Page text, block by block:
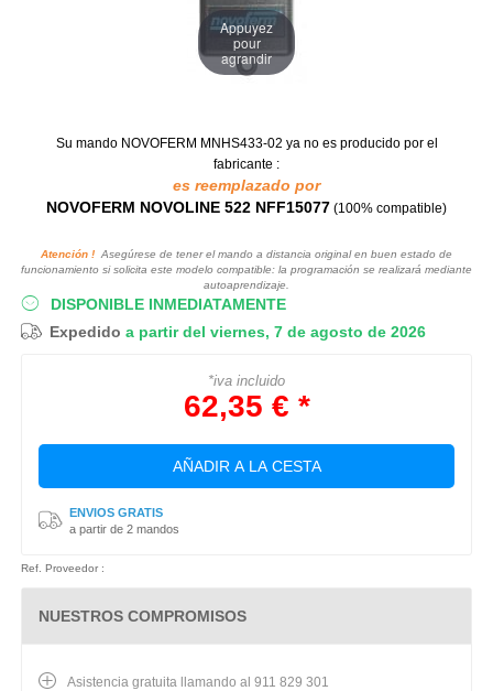
Appuyez
pour
agrandir
Su mando NOVOFERM MNHS433-02 ya no es producido por el
fabricante :
es reemplazado por
NOVOFERM NOVOLINE 522 NFF15077 (100% compatible)
Atención ! Asegúrese de tener el mando a distancia original en buen estado de
funcionamiento si solicita este modelo compatible: la programación se realizará mediante
autoaprendizaje.
DISPONIBLE INMEDIATAMENTE
Expedido a partir del viernes, 7 de agosto de 2026
*iva incluido
62,35 € *
AÑADIR A LA CESTA
ENVIOS GRATIS
a partir de 2 mandos
Ref. Proveedor :
NUESTROS COMPROMISOS
Asistencia gratuita llamando al 911 829 301